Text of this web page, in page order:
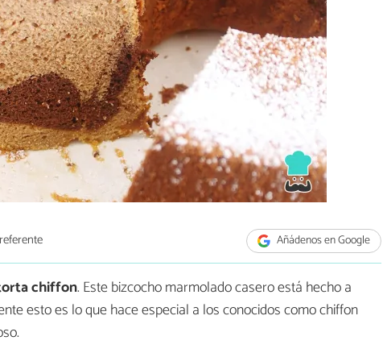
Añádenos en Google
chiffon. Este bizcocho marmolado casero está hecho a
esto es lo que hace especial a los conocidos como chiffon